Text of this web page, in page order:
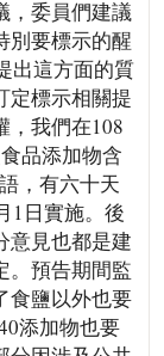
，委員們建議
別要標示的醒
出這方面的質
定標示相關提
，我們在108
品添加物含
，有六十天
1日實施。後
意見也都是建
。預告期間監
食鹽以外也要
添加物也要